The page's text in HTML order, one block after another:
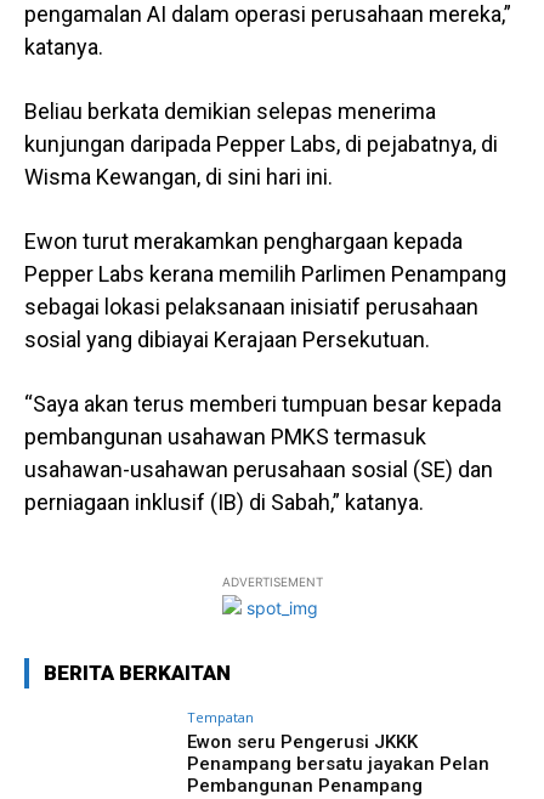
pengamalan AI dalam operasi perusahaan mereka,”
katanya.
Beliau berkata demikian selepas menerima
kunjungan daripada Pepper Labs, di pejabatnya, di
Wisma Kewangan, di sini hari ini.
Ewon turut merakamkan penghargaan kepada
Pepper Labs kerana memilih Parlimen Penampang
sebagai lokasi pelaksanaan inisiatif perusahaan
sosial yang dibiayai Kerajaan Persekutuan.
“Saya akan terus memberi tumpuan besar kepada
pembangunan usahawan PMKS termasuk
usahawan-usahawan perusahaan sosial (SE) dan
perniagaan inklusif (IB) di Sabah,” katanya.
ADVERTISEMENT
BERITA BERKAITAN
Tempatan
Ewon seru Pengerusi JKKK
Penampang bersatu jayakan Pelan
Pembangunan Penampang